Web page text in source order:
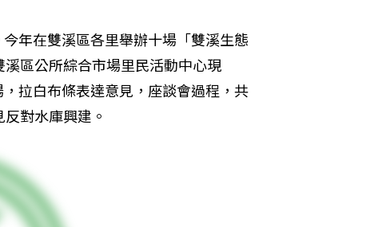
年在雙溪區各里舉辦十場「雙溪生態
區公所綜合市場里民活動中心現
拉白布條表達意見，座談會過程，共
對水庫興建。